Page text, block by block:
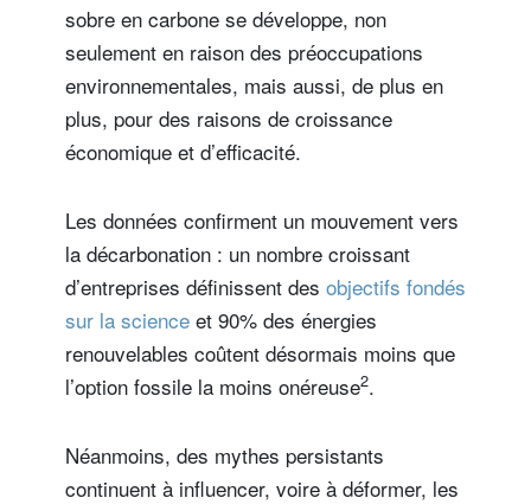
sobre en carbone se développe, non
seulement en raison des préoccupations
environnementales, mais aussi, de plus en
plus, pour des raisons de croissance
économique et d’efficacité.
Les données confirment un mouvement vers
la décarbonation : un nombre croissant
d’entreprises définissent des objectifs fondés
sur la science et 90% des énergies
renouvelables coûtent désormais moins que
l’option fossile la moins onéreuse2.
Néanmoins, des mythes persistants
continuent à influencer, voire à déformer, les